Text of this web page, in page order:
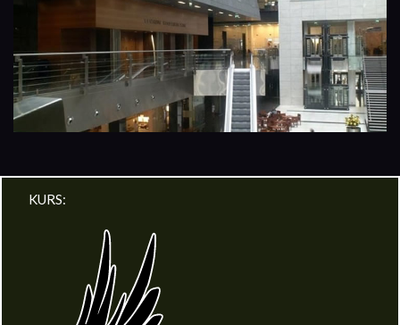
KURS: